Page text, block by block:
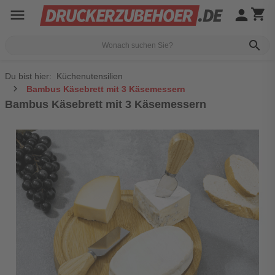
menu
search
person shopping_cart
Du bist hier: Küchenutensilien
Bambus Käsebrett mit 3 Käsemessern
Bambus Käsebrett mit 3 Käsemessern